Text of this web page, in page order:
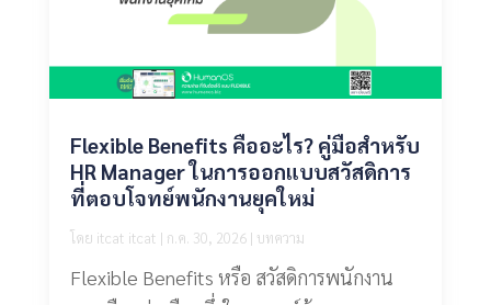
Flexible Benefits คืออะไร? คู่มือสำหรับ
HR Manager ในการออกแบบสวัสดิการ
ที่ตอบโจทย์พนักงานยุคใหม่
โดย itcat itcat | ก.ค. 30, 2026| บทความ
Flexible Benefits หรือ สวัสดิการพนักงาน